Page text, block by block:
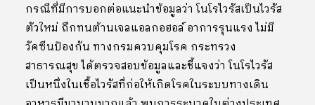
กรณีที่มีการบอกต่อแนะนำข้อมูลว่า โนโรไวรัสเป็นไวรัส
ตัวใหม่ ถึกทนต้านเจลแอลกอฮอล์ อาการรุนแรง ไม่มี
วัคซีนป้องกัน ทางกรมควบคุมโรค กระทรวง
สาธารณสุข ได้ตรวจสอบข้อมูลและชี้แจงว่า โนโรไวรัส
เป็นหนึ่งในเชื้อไวรัสที่ก่อให้เกิดโรคในระบบทางเดิน